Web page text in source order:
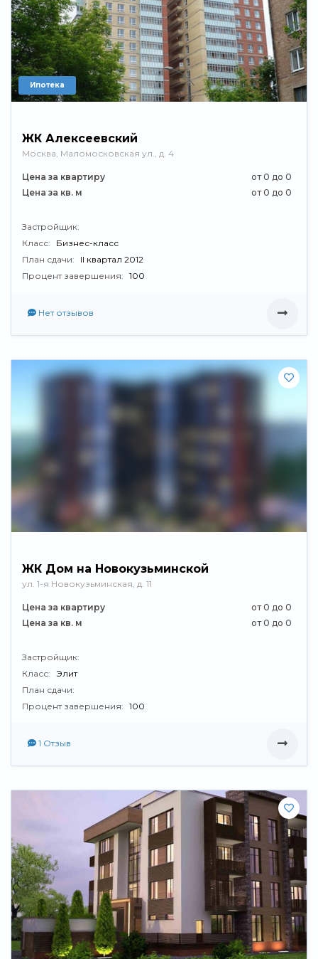
Ипотека
ЖК Алексеевский
Москва, Маломосковская ул., д. 4
Цена за квартиру
от 0 до 0
Цена за кв. м
от 0 до 0
Застройщик:
Класс:
Бизнес-класс
План сдачи:
II квартал 2012
Процент завершения: 100
Нет отзывов
ЖК Дом на Новокузьминской
ул. 1-я Новокузьминская, д. 11
Цена за квартиру
от 0 до 0
Цена за кв. м
от 0 до 0
Застройщик:
Класс: Элит
План сдачи:
Процент завершения: 100
1 Отзыв